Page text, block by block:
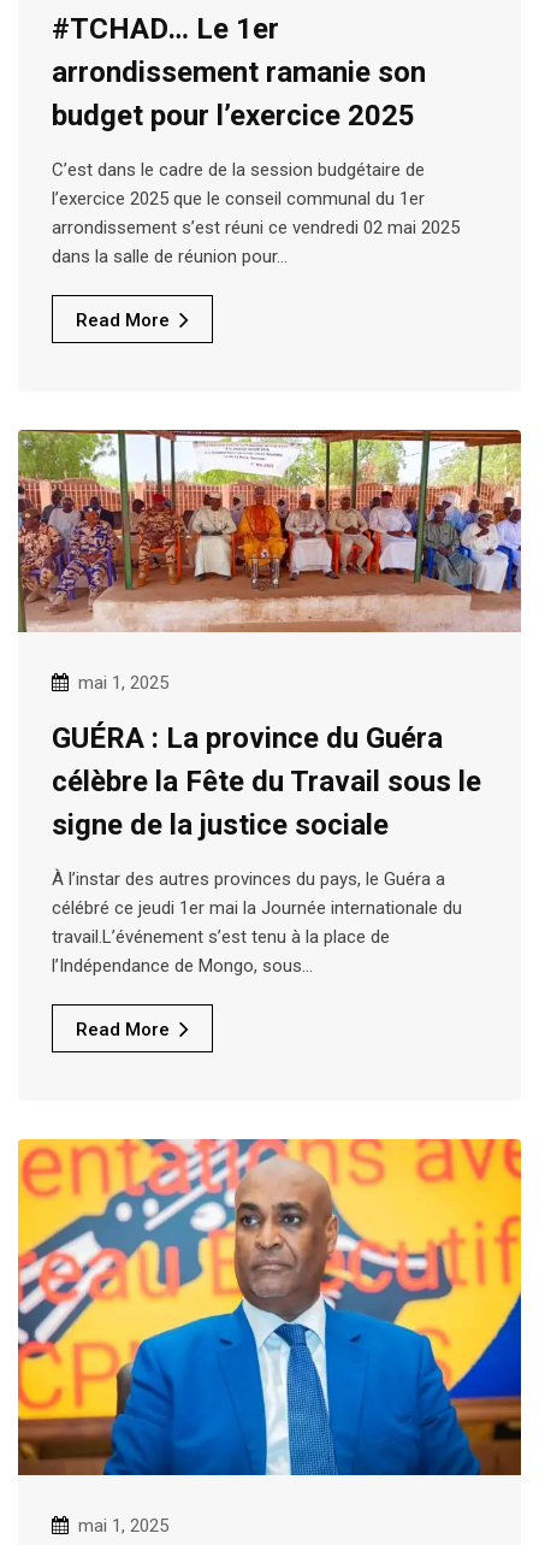
#TCHAD… Le 1er
arrondissement ramanie son
budget pour l’exercice 2025
C’est dans le cadre de la session budgétaire de
l’exercice 2025 que le conseil communal du 1er
arrondissement s’est réuni ce vendredi 02 mai 2025
dans la salle de réunion pour…
Read More
mai 1, 2025
GUÉRA : La province du Guéra
célèbre la Fête du Travail sous le
signe de la justice sociale
À l’instar des autres provinces du pays, le Guéra a
célébré ce jeudi 1er mai la Journée internationale du
travail.L’événement s’est tenu à la place de
l’Indépendance de Mongo, sous…
Read More
mai 1, 2025